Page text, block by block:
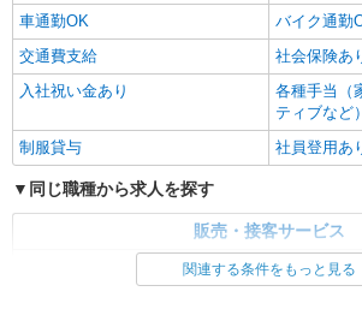
車通勤OK
バイク通勤
交通費支給
社会保険あ
入社祝い金あり
各種手当（
ティブなど
制服貸与
社員登用あ
同じ職種から求人を探す
販売・接客サービス
関連する条件をもっと見る